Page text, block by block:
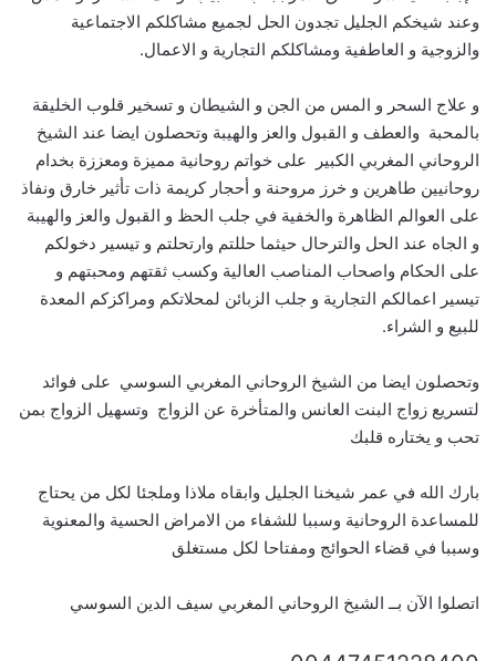
وعند شيخكم الجليل تجدون الحل لجميع مشاكلكم الاجتماعية
والزوجية و العاطفية ومشاكلكم التجارية و الاعمال.
و علاج السحر و المس من الجن و الشيطان و تسخير قلوب الخليقة
بالمحبة والعطف و القبول والعز والهيبة وتحصلون ايضا عند الشيخ
الروحاني المغربي الكبير على خواتم روحانية مميزة ومعززة بخدام
روحانيين طاهرين و خرز مروحنة و أحجار كريمة ذات تأثير خارق ونفاذ
على العوالم الظاهرة والخفية في جلب الحظ و القبول والعز والهيبة
و الجاه عند الحل والترحال حيثما حللتم وارتحلتم و تيسير دخولكم
على الحكام واصحاب المناصب العالية وكسب ثقتهم ومحبتهم و
تيسير اعمالكم التجارية و جلب الزبائن لمحلاتكم ومراكزكم المعدة
للبيع و الشراء.
وتحصلون ايضا من الشيخ الروحاني المغربي السوسي على فوائد
لتسريع زواج البنت العانس والمتأخرة عن الزواج وتسهيل الزواج بمن
تحب و يختاره قلبك
بارك الله في عمر شيخنا الجليل وابقاه ملاذا وملجئا لكل من يحتاج
للمساعدة الروحانية وسببا للشفاء من الامراض الحسية والمعنوية
وسببا في قضاء الحوائج ومفتاحا لكل مستغلق
اتصلوا الآن بــ الشيخ الروحاني المغربي سيف الدين السوسي